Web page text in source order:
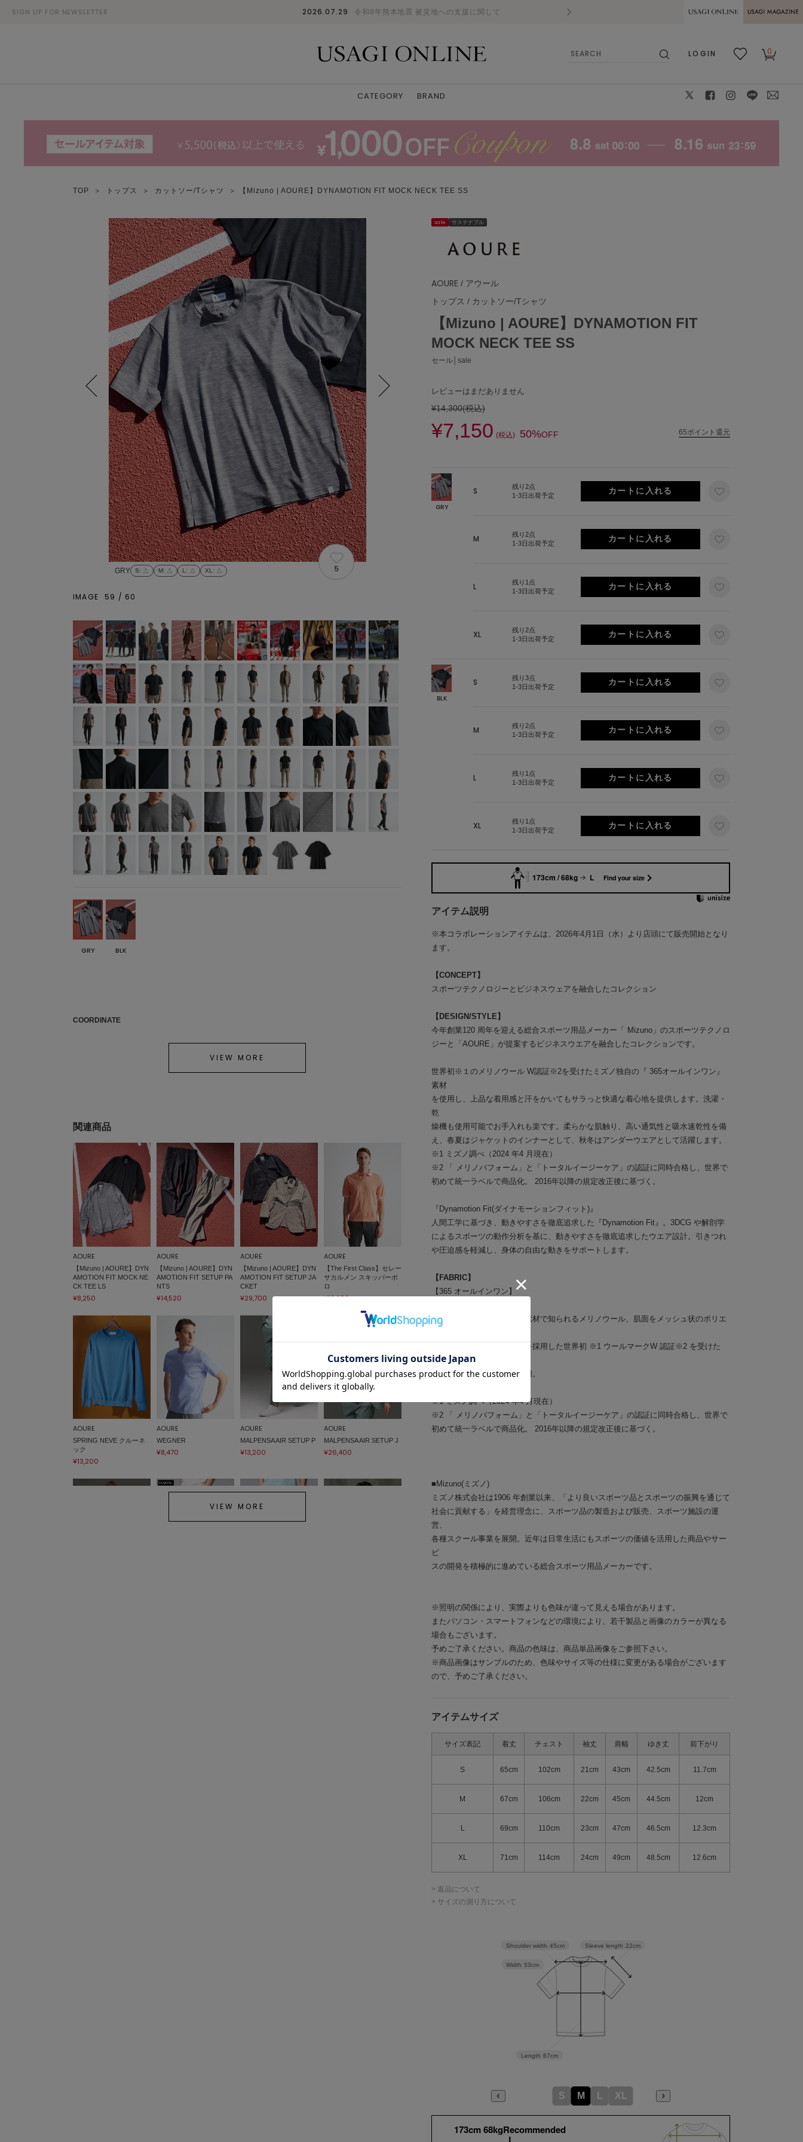
SIGN UP FOR NEWSLETTER 2026.07.29 令和8年熊本地震 被災地への支援に関して 熊本県熊本地方を震源とする地震の影響に
MAGAZINE
LOGIN
0
CATEGORY BRAND
TOP ＞ トップス ＞ カットソー/Tシャツ ＞ 【Mizuno | AOURE】DYNAMOTION FIT MOCK NECK TEE SS
sale サステナブル
AOURE / アウール
トップス / カットソー/Tシャツ
【Mizuno | AOURE】DYNAMOTION FIT
MOCK NECK TEE SS
セール│sale
レビューはまだありません
¥14,300(税込)
¥7,150 (税込) 50%OFF 65ポイント還元
GRY
S
残り2点
1-3日出荷予定
M
残り2点
1-3日出荷予定
L
残り1点
1-3日出荷予定
XL
残り2点
1-3日出荷予定
BLK
S
残り3点
1-3日出荷予定
M
残り2点
1-3日出荷予定
L
残り1点
1-3日出荷予定
XL
残り1点
1-3日出荷予定
173cm / 68kg L Find your size
アイテム説明
※本コラボレーションアイテムは、2026年4月1日（水）より店頭にて販売開始となり
ます。
【CONCEPT】
スポーツテクノロジーとビジネスウェアを融合したコレクション
【DESIGN/STYLE】
今年創業120 周年を迎える総合スポーツ用品メーカー「 Mizuno」のスポーツテクノロ
ジーと「AOURE」が提案するビジネスウエアを融合したコレクションです。
世界初※１のメリノウール W認証※2を受けたミズノ独自の『 365オールインワン』
素材
を使用し、上品な着用感と汗をかいてもサラっと快適な着心地を提供します。洗濯・
乾
燥機も使用可能でお手入れも楽です。柔らかな肌触り、高い通気性と吸水速乾性を備
え、春夏はジャケットのインナーとして、秋冬はアンダーウエアとして活躍します。
※1 ミズノ調べ（2024 年4 月現在）
※2 「 メリノパフォーム」と「トータルイージーケア」の認証に同時合格し、世界で
初めて統一ラベルで商品化。 2016年以降の規定改正後に基づく。
『Dynamotion Fit(ダイナモーションフィット)』
人間工学に基づき、動きやすさを徹底追求した『Dynamotion Fit』。3DCG や解剖学
によるスポーツの動作分析を基に、動きやすさを徹底追求したウエア設計。引きつれ
や圧迫感を軽減し、身体の自由な動きをサポートします。
【FABRIC】
【365 オールインワン】
生地の表面を高品質な天然素材で知られるメリノウール、肌面をメッシュ状のポリエ
作るミズノ独自の二層構造を採用した世界初 ※1 ウールマークW 認証※2 を受けた
『365
オールインワン』素材を使用。
※1 ミズノ調べ（2024 年4 月現在）
※2 「 メリノパフォーム」と「トータルイージーケア」の認証に同時合格し、世界で
初めて統一ラベルで商品化。 2016年以降の規定改正後に基づく。
■Mizuno(ミズノ)
ミズノ株式会社は1906 年創業以来、「より良いスポーツ品とスポーツの振興を通じて
社会に貢献する」を経営理念に、スポーツ品の製造および販売、スポーツ施設の運
営、
各種スクール事業を展開。近年は日常生活にもスポーツの価値を活用した商品やサー
ビ
スの開発を積極的に進めている総合スポーツ用品メーカーです。
※照明の関係により、実際よりも色味が違って見える場合があります。
またパソコン・スマートフォンなどの環境により、若干製品と画像のカラーが異なる
場合もございます。
予めご了承ください。商品の色味は、商品単品画像をご参照下さい。
※商品画像はサンプルのため、色味やサイズ等の仕様に変更がある場合がございます
ので、予めご了承ください。
アイテムサイズ
サイズ表記 着丈 チェスト 袖丈 肩幅 ゆき丈 前下がり
S 65cm 102cm 21cm 43cm 42.5cm 11.7cm
M 67cm 106cm 22cm 45cm 44.5cm 12cm
L 69cm 110cm 23cm 47cm 46.5cm 12.3cm
XL 71cm 114cm 24cm 49cm 48.5cm 12.6cm
> 返品について
> サイズの測り方について
Sleeve length 22cm
Length 67cm
Width 53cm
Shoulder width 45cm
S M L XL
173cm 68kgRecommended
GRY S: △ M: △ L : △ XL : △
L: △ XL: △
5
IMAGE 59 / 60
GRY BLK
COORDINATE
VIEW MORE
関連商品
AOURE
【Mizuno | AOURE】DYN
AMOTION FIT MOCK NE
CK TEE LS
¥8,250
AOURE
【Mizuno | AOURE】DYN
AMOTION FIT SETUP PA
NTS
¥14,520
AOURE
【Mizuno | AOURE】DYN
AMOTION FIT SETUP JA
CKET
¥29,700
AOURE
【The First Class】セレー
サカルメン スキッパーポ
ロ
¥12,650
AOURE
SPRING NEVE クルーネ
ック
¥13,200
AOURE
WEGNER
¥8,470
AOURE
MALPENSA AIR SETUP P
¥13,200
AOURE
MALPENSA AIR SETUP J
¥26,400
VIEW MORE